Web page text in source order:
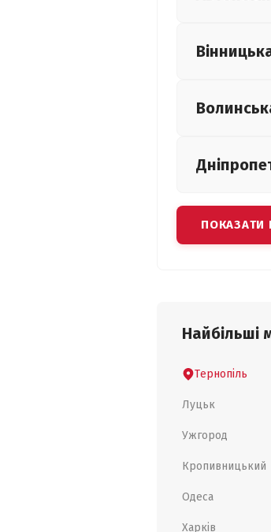
ПОКАЗАТИ
Найбільші
Тернопіль
Луцьк
Ужгород
Кропивницький
Одеса
Харків